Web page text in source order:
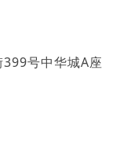
号中华城A座